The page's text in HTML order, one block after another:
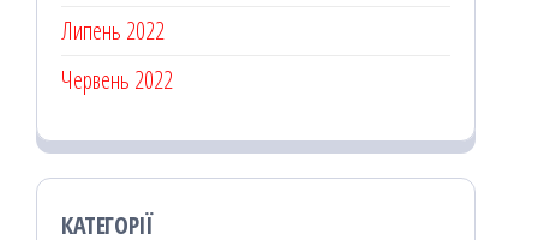
Липень 2022
Червень 2022
КАТЕГОРІЇ